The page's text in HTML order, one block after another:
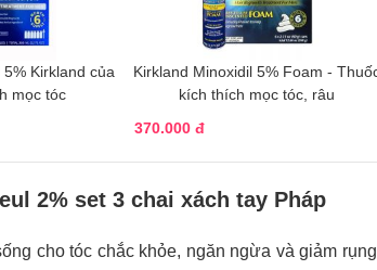
Kirkland của
mọc tóc
Kirkland Minoxidil 5% Foam -
kích thích mọc tóc, râu
370.000 đ
2% set 3 chai xách tay Pháp
cho tóc chắc khỏe, ngăn ngừa và giảm